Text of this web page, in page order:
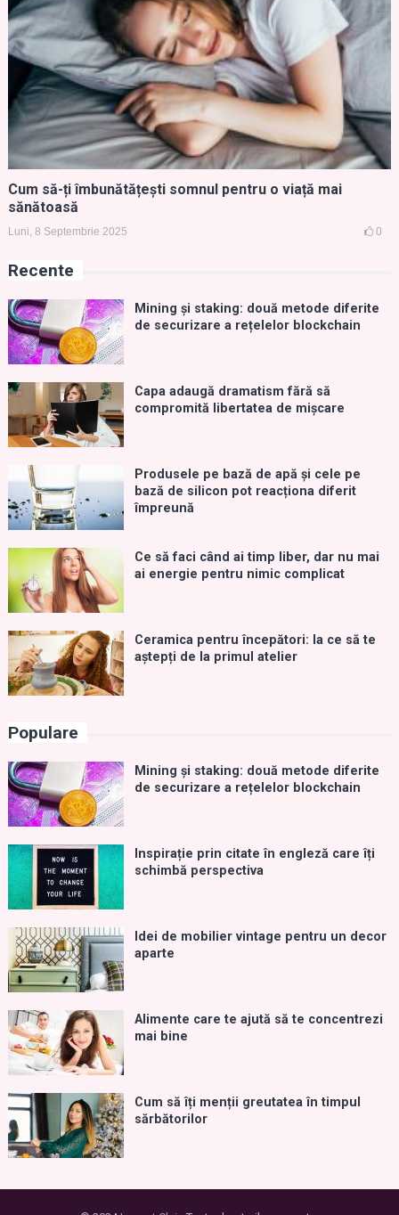
Cum să-ți îmbunătățești somnul pentru o viață mai
sănătoasă
Luni, 8 Septembrie 2025 0
Recente
Mining și staking: două metode diferite
de securizare a rețelelor blockchain
Capa adaugă dramatism fără să
compromită libertatea de mișcare
Produsele pe bază de apă și cele pe
bază de silicon pot reacționa diferit
împreună
Ce să faci când ai timp liber, dar nu mai
ai energie pentru nimic complicat
Ceramica pentru începători: la ce să te
aștepți de la primul atelier
Populare
Mining și staking: două metode diferite
de securizare a rețelelor blockchain
Inspirație prin citate în engleză care îți
schimbă perspectiva
Idei de mobilier vintage pentru un decor
aparte
Alimente care te ajută să te concentrezi
mai bine
Cum să îți menții greutatea în timpul
sărbătorilor